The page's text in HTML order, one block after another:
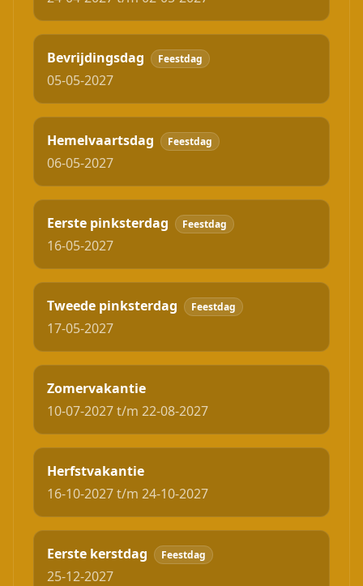
Bevrijdingsdag Feestdag
05-05-2027
Hemelvaartsdag Feestdag
06-05-2027
Eerste pinksterdag Feestdag
16-05-2027
Tweede pinksterdag Feestdag
17-05-2027
Zomervakantie
10-07-2027 t/m 22-08-2027
Herfstvakantie
16-10-2027 t/m 24-10-2027
Eerste kerstdag Feestdag
25-12-2027